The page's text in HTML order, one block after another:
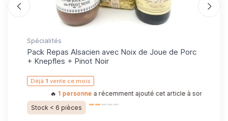
l'étiquette ou l'emballage avant d'utiliser un produit ou
de le consommer. Image non contractuelle.
Spécialités
Pack Repas Alsacien avec Noix de Joue de Porc
+ Knepfles + Pinot Noir
Déjà 1 vente ce mois
1 personnea récemment ajouté cet article à son panier,
Stock < 6 pièces